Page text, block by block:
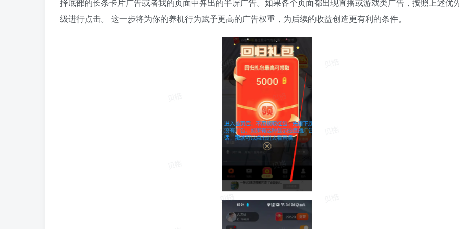
级进行点击。 这一步将为你的养机行为赋予更高的广告权重，为后续的收益创造更有利的条件。